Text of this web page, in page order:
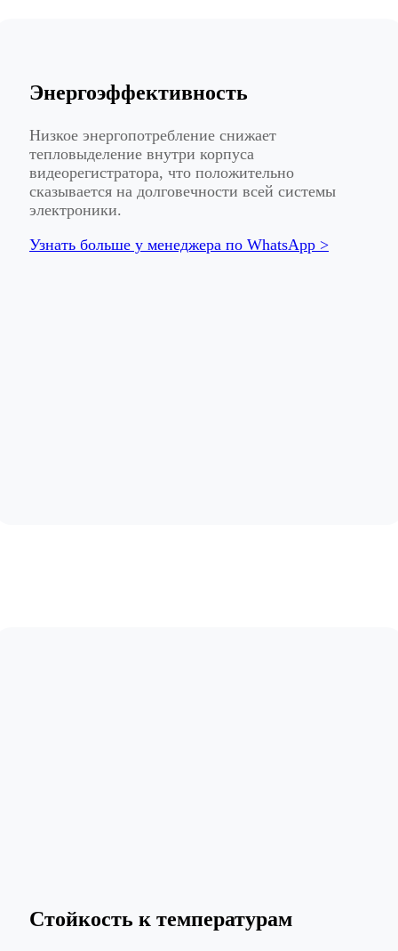
Энергоэффективность
Низкое энергопотребление снижает
тепловыделение внутри корпуса
видеорегистратора, что положительно
сказывается на долговечности всей системы
электроники.
Узнать больше у менеджера по WhatsApp >
Стойкость к температурам